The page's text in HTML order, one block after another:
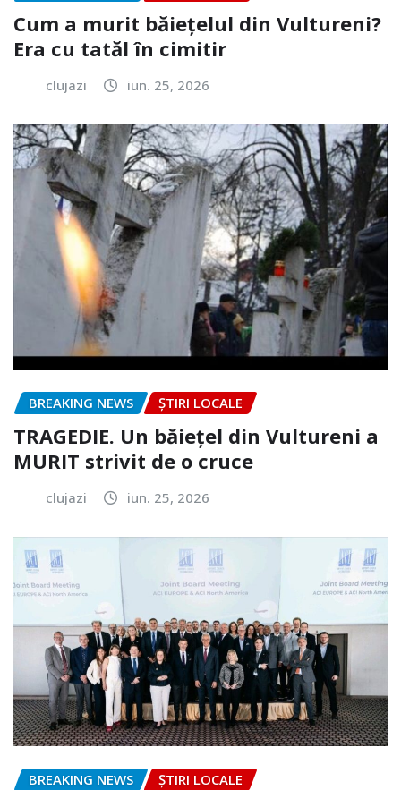
Cum a murit băiețelul din Vultureni?
Era cu tatăl în cimitir
clujazi iun. 25, 2026
BREAKING NEWS ȘTIRI LOCALE
TRAGEDIE. Un băiețel din Vultureni a
MURIT strivit de o cruce
clujazi iun. 25, 2026
BREAKING NEWS ȘTIRI LOCALE